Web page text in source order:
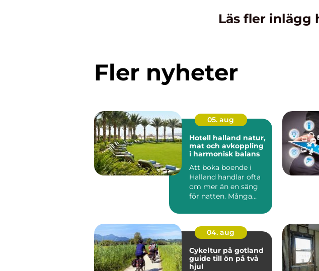
Läs fler inlägg
Fler nyheter
05. aug
Hotell halland natur,
mat och avkoppling
i harmonisk balans
Att boka boende i
Halland handlar ofta
om mer än en säng
för natten. Många
n...
04. aug
Cykeltur på gotland
guide till ön på två
hjul